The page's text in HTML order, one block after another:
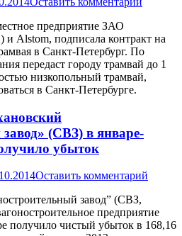
предприятие ЗАО
Alstom, подписала контракт на
в Санкт-Петербург. По
передаст городу трамвай до 1
низкопольный трамвай,
в Санкт-Петербурге.
(СВЗ) в январе-
убыток
Оставить комментарий
завод” (СВЗ,
предприятие
получило чистый убыток в 168,16